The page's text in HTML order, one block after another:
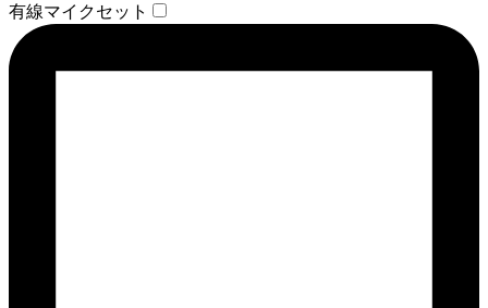
有線マイクセット